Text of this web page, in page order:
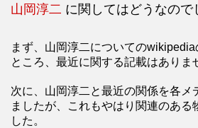
山岡淳二 に関してはどうなので
まず、山岡淳二についての
ところ、最近に関する記載はありま
次に、山岡淳二と最近の関係を各メ
ましたが、これもやはり関連のある
した。